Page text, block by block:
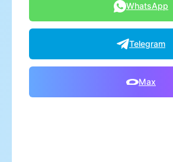
WhatsApp
Telegram
Max